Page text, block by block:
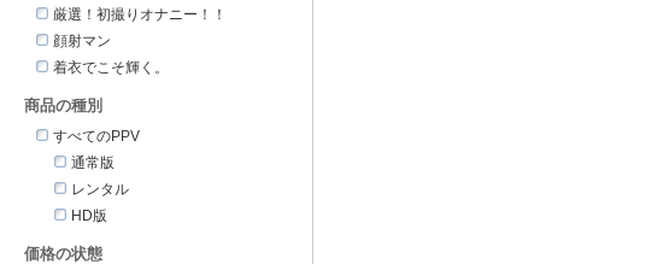
厳選！初撮りオナニー！！
顔射マン
着衣でこそ輝く。
商品の種別
すべてのPPV
通常版
レンタル
HD版
価格の状態